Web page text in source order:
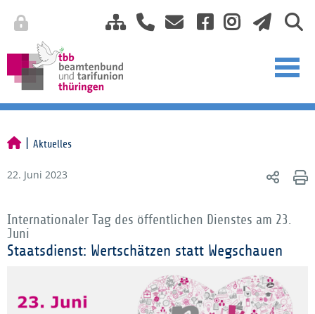
Aktuelles
22. Juni 2023
Internationaler Tag des öffentlichen Dienstes am 23.
Juni
Staatsdienst: Wertschätzen statt Wegschauen